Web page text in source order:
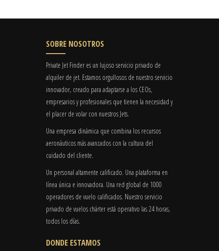
SOBRE NOSOTROS
Private Jet Finder es un lujoso servicio privado de
alquiler de jet. Estamos orgullosos de nuestro servicio
innovador, creado para adaptarse a los CEOs,
empresarios y profesionales que tienen la necesidad y
el placer de volar con nuestros Jets.
Una empresa dinámica que combina los recursos
aeronáuticos más avanzados con la cultura del
cuidado del cliente.
Un personal altamente calificado. Una plataforma en
línea única e innovadora. Una red global de 1000
operadores de vuelo calificados. Nuestro servicio
privado de vuelos chárter está operativo las 24 horas,
todos los días.
DONDE ESTAMOS